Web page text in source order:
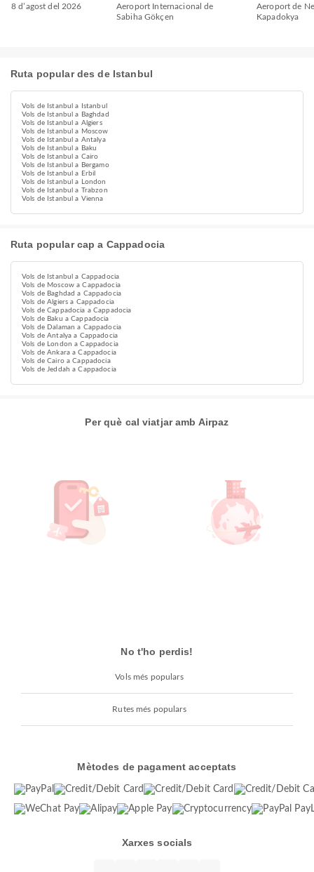
8 d’agost del 2026
Aeroport Internacional de
Sabiha Gökçen
Aeroport de
Kapadokya
Ruta popular des de Istanbul
Vols de Istanbul a Istanbul
Vols de Istanbul a Baghdad
Vols de Istanbul a Algiers
Vols de Istanbul a Moscow
Vols de Istanbul a Antalya
Vols de Istanbul a Baku
Vols de Istanbul a Cairo
Vols de Istanbul a Bergamo
Vols de Istanbul a Erbil
Vols de Istanbul a London
Vols de Istanbul a Trabzon
Vols de Istanbul a Vienna
Ruta popular cap a Cappadocia
Vols de Istanbul a Cappadocia
Vols de Moscow a Cappadocia
Vols de Baghdad a Cappadocia
Vols de Algiers a Cappadocia
Vols de Cappadocia a Cappadocia
Vols de Baku a Cappadocia
Vols de Dalaman a Cappadocia
Vols de Antalya a Cappadocia
Vols de London a Cappadocia
Vols de Ankara a Cappadocia
Vols de Cairo a Cappadocia
Vols de Jeddah a Cappadocia
Per què cal viatjar amb Airpaz
No t'ho perdis!
Vols més populars
Rutes més populars
Mètodes de pagament acceptats
Xarxes socials